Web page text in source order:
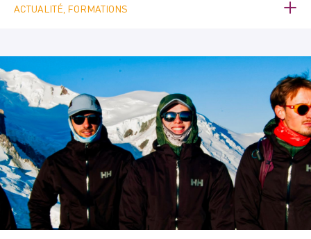
ACTUALITÉ, FORMATIONS